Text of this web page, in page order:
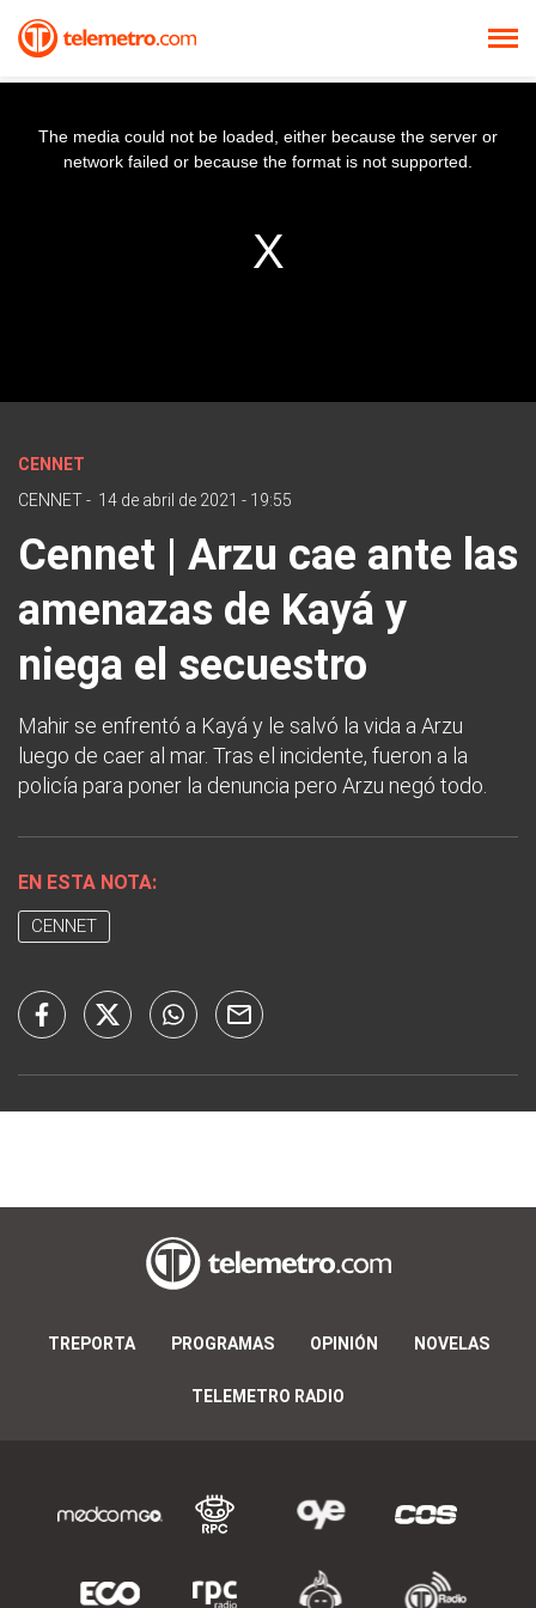
The media could not be loaded, either because the server or
network failed or because the format is not supported.
CENNET
CENNET- 14 de abril de 2021 - 19:55
Cennet | Arzu cae ante las
amenazas de Kayá y
niega el secuestro
Mahir se enfrentó a Kayá y le salvó la vida a Arzu
luego de caer al mar. Tras el incidente, fueron a la
policía para poner la denuncia pero Arzu negó todo.
EN ESTA NOTA:
CENNET
TREPORTA PROGRAMAS OPINIÓN NOVELAS
TELEMETRO RADIO